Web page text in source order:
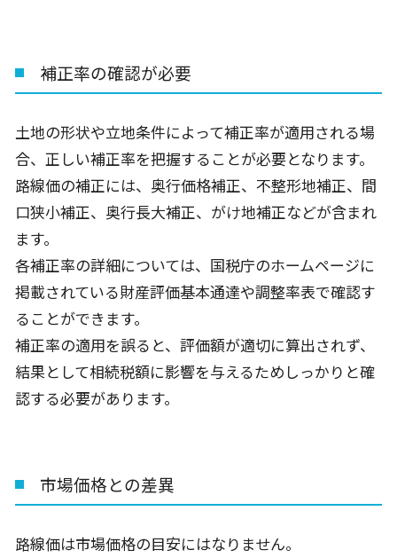
補正率の確認が必要
土地の形状や立地条件によって補正率が適用される場
合、正しい補正率を把握することが必要となります。
路線価の補正には、奥行価格補正、不整形地補正、間
口狭小補正、奥行長大補正、がけ地補正などが含まれ
ます。
各補正率の詳細については、国税庁のホームページに
掲載されている財産評価基本通達や調整率表で確認す
ることができます。
補正率の適用を誤ると、評価額が適切に算出されず、
結果として相続税額に影響を与えるためしっかりと確
認する必要があります。
市場価格との差異
路線価は市場価格の目安にはなりません。